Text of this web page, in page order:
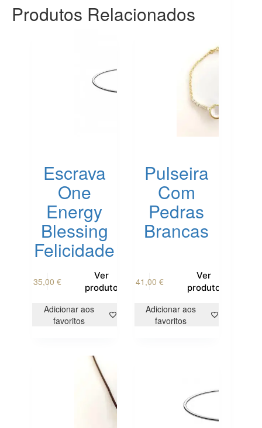
Produtos Relacionados
Escrava
One
Energy
Blessing
Felicidade
35,00€
Ver
produto
Adicionar aos
favoritos
Pulseira
Com
Pedras
Brancas
41,00 €
Ver
produto
product
multiple
variants.
Adicionar aos
favoritos